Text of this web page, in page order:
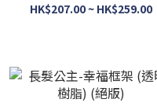
HK$207.00 ~ HK$259.00